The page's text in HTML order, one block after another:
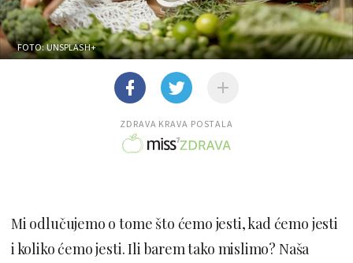
FOTO: UNSPLASH+
ZDRAVA KRAVA POSTALA
Mi odlučujemo o tome što ćemo jesti, kad ćemo jesti
i koliko ćemo jesti. Ili barem tako mislimo? Naša